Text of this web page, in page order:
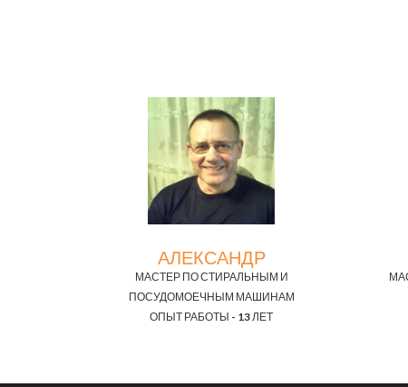
АЛЕКСАНДР
МАСТЕР ПО СТИРАЛЬНЫМ И
ПОСУДОМОЕЧНЫМ МАШИНАМ
ОПЫТ РАБОТЫ - 13 ЛЕТ